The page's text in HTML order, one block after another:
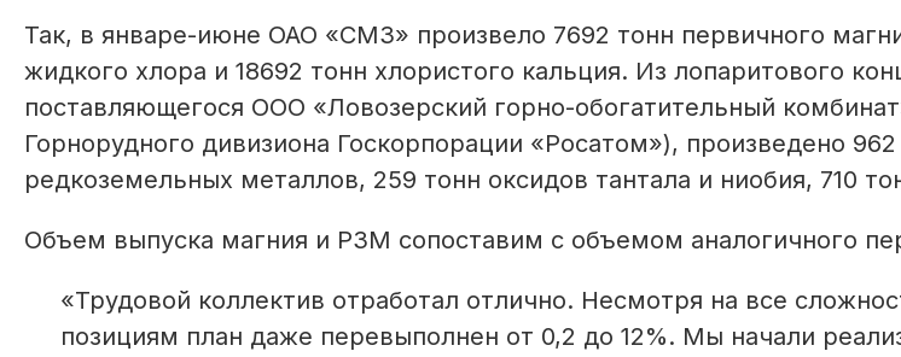
Так, в январе-июне ОАО «СМЗ» произвело 7692 тонн первичного
жидкого хлора и 18692 тонн хлористого кальция. Из лопаритового
поставляющегося ООО «Ловозерский горно-обогатительный
Горнорудного дивизиона Госкорпорации «Росатом»), произведено
редкоземельных металлов, 259 тонн оксидов тантала и ниобия, 710
Объем выпуска магния и РЗМ сопоставим с объемом аналогичного
«Трудовой коллектив отработал отлично. Несмотря на все
позициям план даже перевыполнен от 0,2 до 12%. Мы начали